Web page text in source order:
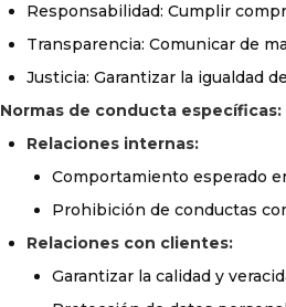
Responsabilidad: Cumplir
Transparencia: Comunicar de
Justicia: Garantizar la igualdad
Normas de conducta específicas:
Relaciones internas:
Comportamiento esperado
Prohibición de conductas
Relaciones con clientes:
Garantizar la calidad y